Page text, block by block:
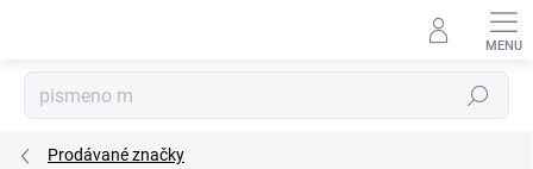
Hledat
Prodávané značky